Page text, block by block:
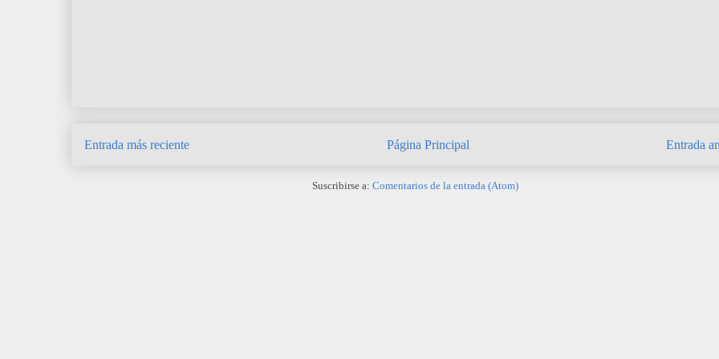
Entrada más reciente Entrada
Página Principal
Suscribirse a: Comentarios de la entrada (Atom)